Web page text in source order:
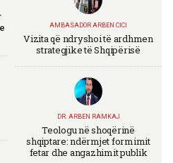
AMBASADOR ARBEN CICI
Vizita që ndryshoi të ardhmen
strategjike të Shqipërisë
DR. ARBEN RAMKAJ
Teologu në shoqërinë
shqiptare: ndërmjet formimit
fetar dhe angazhimit publik